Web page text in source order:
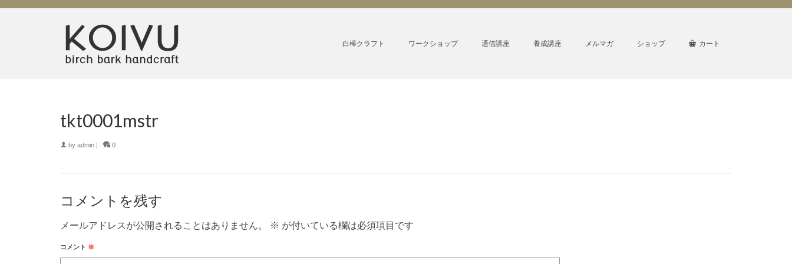
白樺クラフト ワークショップ 通信講座 養成講座 メルマガ ショップ カート
tkt0001mstr
by admin | 0
コメントを残す
メールアドレスが公開されることはありません。 ※ が付いている欄は必須項目です
コメント ※